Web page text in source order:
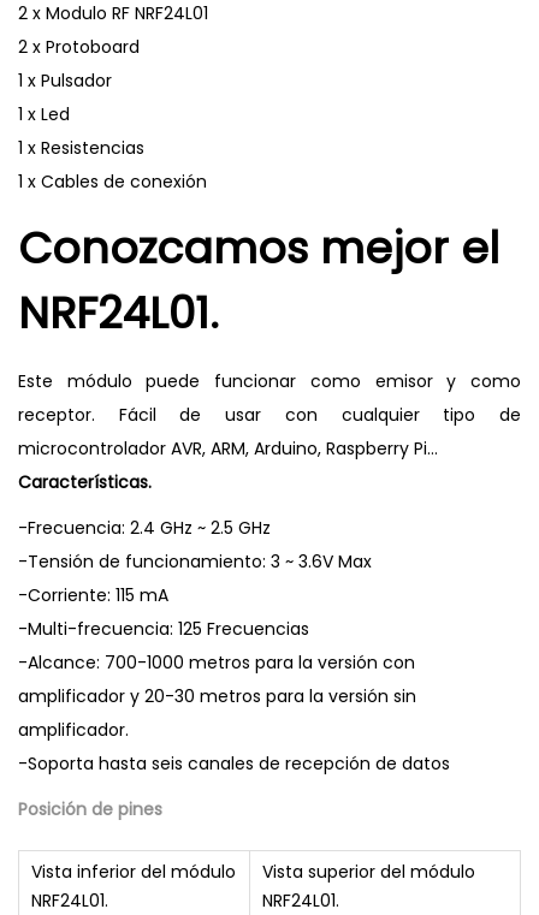
2 x Modulo RF NRF24L01
2 x Protoboard
1 x Pulsador
1 x Led
1 x Resistencias
1 x Cables de conexión
Conozcamos mejor el
NRF24L01.
Este módulo puede funcionar como emisor y como
receptor. Fácil de usar con cualquier tipo de
microcontrolador AVR, ARM, Arduino, Raspberry Pi…
Características.
-Frecuencia: 2.4 GHz ~ 2.5 GHz
-Tensión de funcionamiento: 3 ~ 3.6V Max
-Corriente: 115 mA
-Multi-frecuencia: 125 Frecuencias
-Alcance: 700-1000 metros para la versión con
amplificador y 20-30 metros para la versión sin
amplificador.
-Soporta hasta seis canales de recepción de datos
Posición de pines
Vista inferior del módulo
NRF24L01.
Vista superior del módulo
NRF24L01.